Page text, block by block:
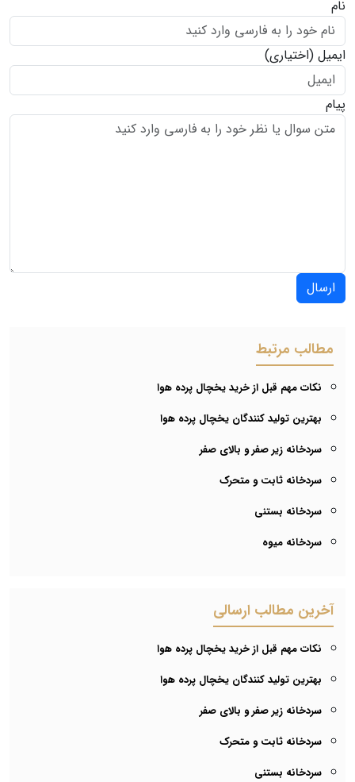
نام
ایمیل (اختیاری)
پیام
ارسال
مطالب مرتبط
نکات مهم قبل از خرید یخچال پرده هوا
بهترین تولید کنندگان یخچال پرده هوا
سردخانه زیر صفر و بالای صفر
سردخانه ثابت و متحرک
سردخانه بستنی
سردخانه میوه
آخرین مطالب ارسالی
نکات مهم قبل از خرید یخچال پرده هوا
بهترین تولید کنندگان یخچال پرده هوا
سردخانه زیر صفر و بالای صفر
سردخانه ثابت و متحرک
سردخانه بستنی